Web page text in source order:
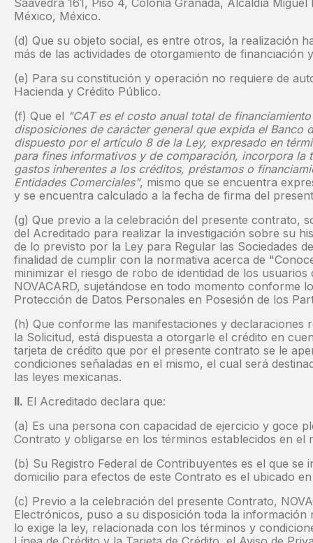
Saavedra 161, Piso 4, Colonia Granada, Alcaldía Miguel
México, México.
(d) Que su objeto social, es entre otros, la realización
más de las actividades de otorgamiento de financiación
(e) Para su constitución y operación no requiere de
Hacienda y Crédito Público.
(f) Que el "CAT es el costo anual total de
disposiciones de carácter general que expida el Banco
dispuesto por el artículo 8 de la Ley, expresado en
para fines informativos y de comparación, incorpora la
gastos inherentes a los créditos, préstamos o
Entidades Comerciales", mismo que se encuentra
y se encuentra calculado a la fecha de firma del
(g) Que previo a la celebración del presente contrato,
del Acreditado para realizar la investigación sobre su
de lo previsto por la Ley para Regular las Sociedades
finalidad de cumplir con la normativa acerca de
minimizar el riesgo de robo de identidad de los usuarios
NOVACARD, sujetándose en todo momento conforme
Protección de Datos Personales en Posesión de los
(h) Que conforme las manifestaciones y declaraciones
la Solicitud, está dispuesta a otorgarle el crédito en
tarjeta de crédito que por el presente contrato se le
condiciones señaladas en el mismo, el cual será
las leyes mexicanas.
II. El Acreditado declara que:
(a) Es una persona con capacidad de ejercicio y goce
Contrato y obligarse en los términos establecidos en el
(b) Su Registro Federal de Contribuyentes es el que se
domicilio para efectos de este Contrato es el ubicado
(c) Previo a la celebración del presente Contrato,
Electrónicos, puso a su disposición toda la información
lo exige la ley, relacionada con los términos y